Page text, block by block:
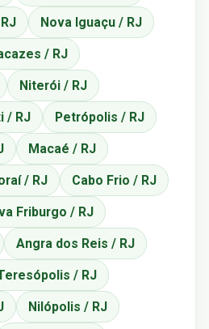
Nova Iguaçu / RJ
/ RJ
Niterói / RJ
/ RJ Petrópolis / RJ
Macaé / RJ
/ RJ Cabo Frio / RJ
Friburgo / RJ
Angra dos Reis / RJ
/ RJ
Nilópolis / RJ